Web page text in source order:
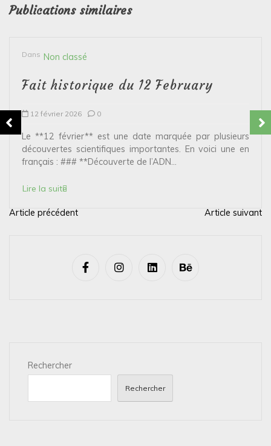
Publications similaires
Dans Non classé
Fait historique du 12 February
12 février 2026 0
Le **12 février** est une date marquée par plusieurs
découvertes scientifiques importantes. En voici une en
français : ### **Découverte de l’ADN...
Lire la suite
N
Article précédent Article suivant
Rechercher
Rechercher